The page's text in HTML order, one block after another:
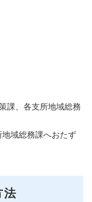
課、各支所地域総務
総務課へおたず
法